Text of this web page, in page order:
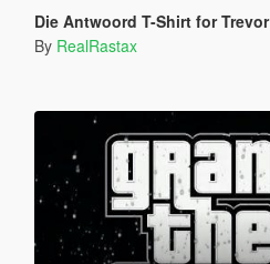
Die Antwoord T-Shirt for Trevor
By RealRastax